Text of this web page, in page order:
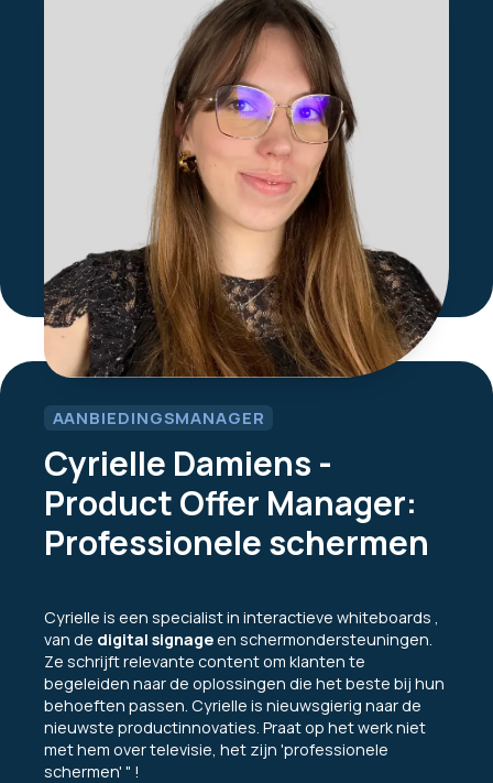
AANBIEDINGSMANAGER
Cyrielle Damiens -
Product Offer Manager:
Professionele schermen
Cyrielle is een specialist in interactieve whiteboards ,
van de digital signageen schermondersteuningen.
Ze schrijft relevante content om klanten te
begeleiden naar de oplossingen die het beste bij hun
behoeften passen. Cyrielle is nieuwsgierig naar de
nieuwste productinnovaties. Praat op het werk niet
met hem over televisie, het zijn 'professionele
schermen' " !